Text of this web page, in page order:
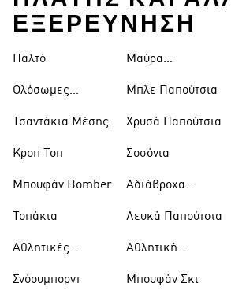
ΕΞΕΡΕΥΝΗΣΗ
Παλτό
Ολόσωμες
Τσαντάκια Μέσης
Κροπ Τοπ
Μπουφάν Bomber
Τοπάκια
Αθλητικές
Σνόουμπορντ
Μαύρα
Μπλε Παπούτσια
Χρυσά Παπούτσια
Σοσόνια
Αδιάβροχα
Λευκά Παπούτσια
Αθλητική
Μπουφάν Σκι